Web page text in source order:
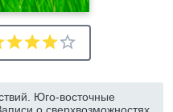
Юго-восточные